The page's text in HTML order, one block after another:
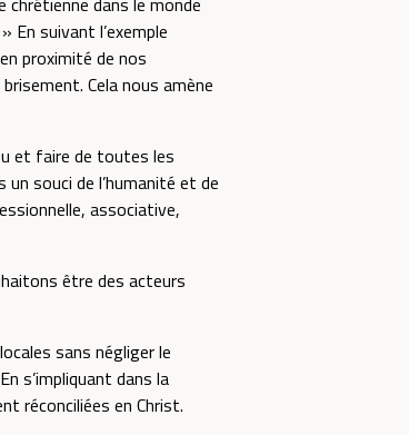
En suivant l’exemple
proximité de nos
Cela nous amène
et faire de toutes les
souci de l’humanité et de
associative,
être des acteurs
sans négliger le
s’impliquant dans la
réconciliées en Christ.